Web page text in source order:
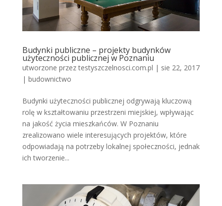
Budynki publiczne – projekty budynków
użyteczności publicznej w Poznaniu
utworzone przeztestyszczelnosci.com.pl | sie 22, 2017
| budownictwo
Budynki użyteczności publicznej odgrywają kluczową
rolę w kształtowaniu przestrzeni miejskiej, wpływając
na jakość życia mieszkańców. W Poznaniu
zrealizowano wiele interesujących projektów, które
odpowiadają na potrzeby lokalnej społeczności, jednak
ich tworzenie...